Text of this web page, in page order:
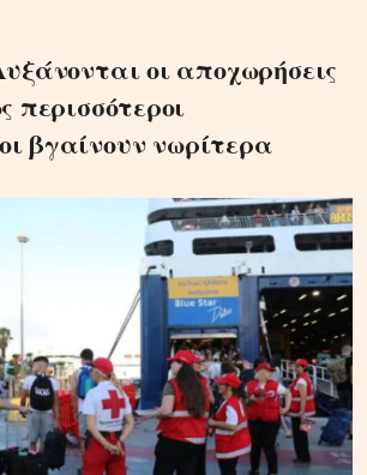
οι αποχωρήσεις
περισσότεροι
βγαίνουν νωρίτερα